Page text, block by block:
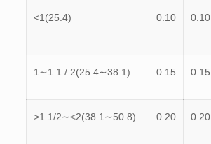
<1(25.4) 0.10 0.10
1∼1.1 / 2(25.4∼38.1) 0.15 0.15
>1.1/2∼<2(38.1∼50.8) 0.20 0.20